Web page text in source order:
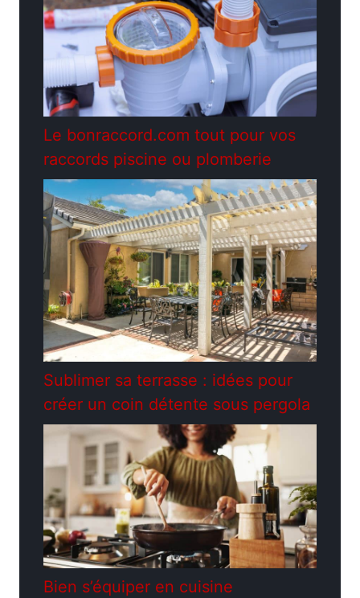
Le bonraccord.com tout pour vos
raccords piscine ou plomberie
Sublimer sa terrasse : idées pour
créer un coin détente sous pergola
Bien s’équiper en cuisine